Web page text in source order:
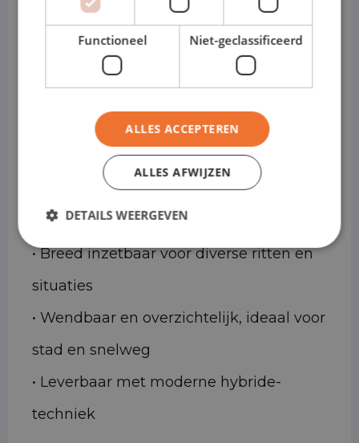
is voor shortlease
• Direct inzetbaar voor tijdelijke
projecten of uitbreiding van capaciteit
• Comfortabel en stabiel rijgedrag, ook
bij lange ritten
• Praktische en flexibel ingedeelde
bagageruimte
• Breed inzetbaar voor diverse ritten en
situaties
• Wendbaar en overzichtelijk, ideaal voor
stad en snelweg
• Leverbaar met moderne hybride-
techniek
Functioneel Niet-geclassificeerd
ALLES ACCEPTEREN
ALLES AFWIJZEN
DETAILS WEERGEVEN